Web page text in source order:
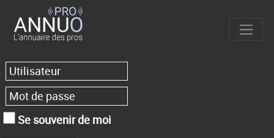
Se souvenir de moi